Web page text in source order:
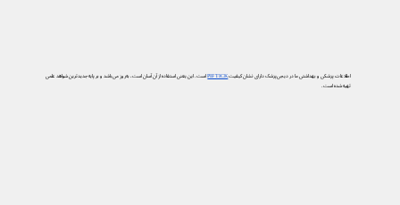
اطلاعات پزشکی و بهداشتی ما در دیجی‌پزشک دارای نشان کیفیتPIF TICKاست. این یعنی استفاده از آن آسان است، به‌روز می‌باشد و بر پایه جدیدترین شواهد علمی
تهیه شده است.